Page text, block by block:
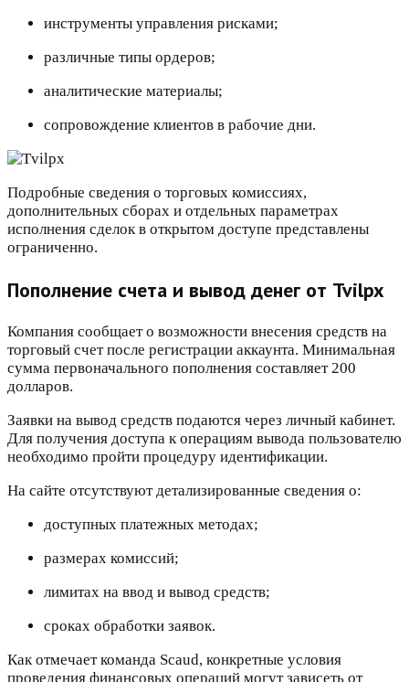
инструменты управления рисками;
различные типы ордеров;
аналитические материалы;
сопровождение клиентов в рабочие дни.
Подробные сведения о торговых комиссиях,
дополнительных сборах и отдельных параметрах
исполнения сделок в открытом доступе представлены
ограниченно.
Пополнение счета и вывод денег от Tvilpx
Компания сообщает о возможности внесения средств на
торговый счет после регистрации аккаунта. Минимальная
сумма первоначального пополнения составляет 200
долларов.
Заявки на вывод средств подаются через личный кабинет.
Для получения доступа к операциям вывода пользователю
необходимо пройти процедуру идентификации.
На сайте отсутствуют детализированные сведения о:
доступных платежных методах;
размерах комиссий;
лимитах на ввод и вывод средств;
сроках обработки заявок.
Как отмечает команда Scaud, конкретные условия
проведения финансовых операций могут зависеть от